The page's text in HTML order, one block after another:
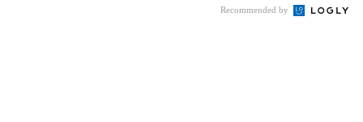
Recommended by